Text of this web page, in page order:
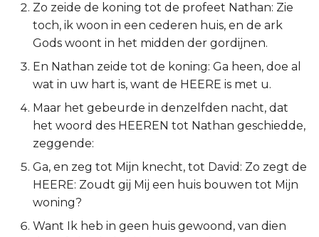
Handelingen
1 Korinthe
2 Korinthe
Éfeze
Filipenzen
Zo zeide de koning tot de profeet Nathan: Zie
toch, ik woon in een cederen huis, en de ark
Gods woont in het midden der gordijnen.
En Nathan zeide tot de koning: Ga heen, doe al
wat in uw hart is, want de HEERE is met u.
Maar het gebeurde in denzelfden nacht, dat
het woord des HEEREN tot Nathan geschiedde,
zeggende:
Ga, en zeg tot Mijn knecht, tot David: Zo zegt de
HEERE: Zoudt gij Mij een huis bouwen tot Mijn
woning?
Want Ik heb in geen huis gewoond, van dien